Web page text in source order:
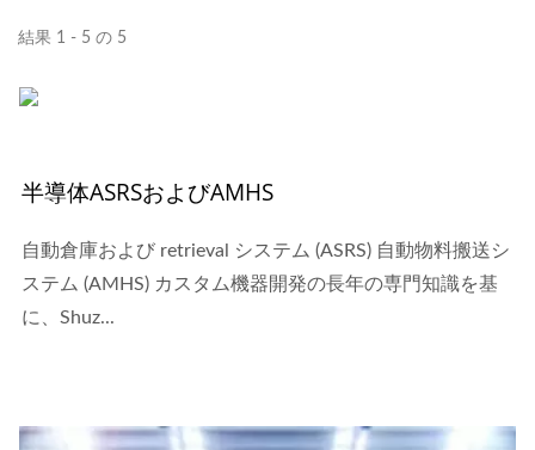
結果 1 - 5 の 5
半導体ASRSおよびAMHS
自動倉庫および retrieval システム (ASRS) 自動物料搬送シ
ステム (AMHS) カスタム機器開発の長年の専門知識を基
に、Shuz...